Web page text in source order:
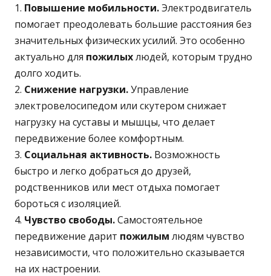
Повышение мобильности.Электродвигатель
помогает преодолевать большие расстояния без
значительных физических усилий. Это особенно
актуально для пожилыхлюдей, которым трудно
долго ходить.
Снижение нагрузки.Управление
электровелосипедом или скутером снижает
нагрузку на суставы и мышцы, что делает
передвижение более комфортным.
Социальная активность. Возможность
быстро и легко добраться до друзей,
родственников или мест отдыха помогает
бороться с изоляцией.
Чувство свободы.Самостоятельное
передвижение дарит пожилым людям чувство
независимости, что положительно сказывается
на их настроении.